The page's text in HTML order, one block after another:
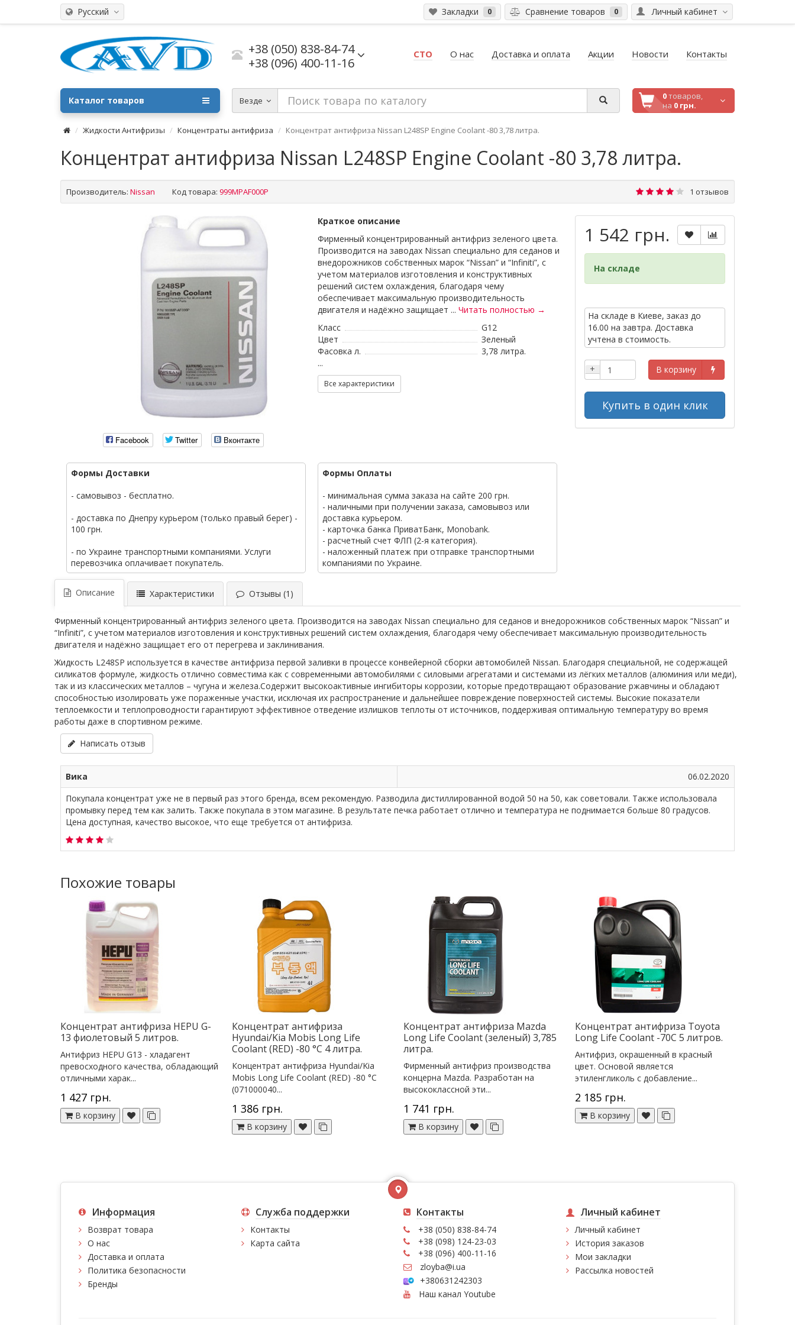
Русский Личный кабинет
Закладки 0 Сравнение товаров 0
+38 (050) 838-84-74
+38 (096) 400-11-16
СТО О нас Доставка и оплата Акции Новости Контакты
Везде 0товаров,
на 0 грн.
Каталог товаров
Жидкости Антифризы Концентраты антифриза Концентрат антифриза Nissan L248SP Engine Coolant -80 3,78 литра.
Концентрат антифриза Nissan L248SP Engine Coolant -80 3,78 литра.
Производитель: Nissan Код товара: 999MPAF000P 1 отзывов
Facebook Twitter Вконтакте
Краткое описание
Фирменный концентрированный антифриз зеленого цвета.
Производится на заводах Nissan специально для седанов и
внедорожников собственных марок “Nissan” и “Infiniti”, с
учетом материалов изготовления и конструктивных
решений систем охлаждения, благодаря чему
обеспечивает максимальную производительность
двигателя и надёжно защищает ... Читать полностью →
Класс
G12
Цвет
Зеленый
Фасовка л.
3,78 литра.
...
Все характеристики
Формы Доставки
- самовывоз - бесплатно.
- доставка по Днепру курьером (только правый берег) -
100 грн.
- по Украине транспортными компаниями. Услуги
перевозчика оплачивает покупатель.
Формы Оплаты
- минимальная сумма заказа на сайте 200 грн.
- наличными при получении заказа, самовывоз или
доставка курьером.
- карточка банка ПриватБанк, Monobank.
- расчетный счет ФЛП (2-я категория).
- наложенный платеж при отправке транспортными
компаниями по Украине.
1 542 грн.
На складе
На складе в Киеве, заказ до
16.00 на завтра. Доставка
учтена в стоимость.
+ В корзину
Купить в один клик
Описание Характеристики Отзывы (1)
Фирменный концентрированный антифриз зеленого цвета. Производится на заводах Nissan специально для седанов и внедорожников собственных марок “Nissan” и
“Infiniti”, с учетом материалов изготовления и конструктивных решений систем охлаждения, благодаря чему обеспечивает максимальную производительность
двигателя и надёжно защищает его от перегрева и заклинивания.
Жидкость L248SP используется в качестве антифриза первой заливки в процессе конвейерной сборки автомобилей Nissan. Благодаря специальной, не содержащей
силикатов формуле, жидкость отлично совместима как с современными автомобилями с силовыми агрегатами и системами из лёгких металлов (алюминия или меди),
так и из классических металлов – чугуна и железа.Содержит высокоактивные ингибиторы коррозии, которые предотвращают образование ржавчины и обладают
способностью изолировать уже пораженные участки, исключая их распространение и дальнейшее повреждение поверхностей системы. Высокие показатели
теплоемкости и теплопроводности гарантируют эффективное отведение излишков теплоты от источников, поддерживая оптимальную температуру во время
работы даже в спортивном режиме.
Написать отзыв
Вика
06.02.2020
Покупала концентрат уже не в первый раз этого бренда, всем рекомендую. Разводила дистиллированной водой 50 на 50, как советовали. Также использовала
промывку перед тем как залить. Также покупала в этом магазине. В результате печка работает отлично и температура не поднимается больше 80 градусов.
Цена доступная, качество высокое, что еще требуется от антифриза.
Похожие товары
Концентрат антифриза HEPU G-
13 фиолетовый 5 литров.
Антифриз HEPU G13 - хладагент
превосходного качества, обладающий
отличными харак...
1 427 грн.
В корзину
Концентрат антифриза
Hyundai/Kia Mobis Long Life
Coolant (RED) -80 °C 4 литра.
Концентрат антифриза Hyundai/Kia
Mobis Long Life Coolant (RED) -80 °C
(071000040...
1 386 грн.
В корзину
Концентрат антифриза Mazda
Long Life Coolant (зеленый) 3,785
литра.
Фирменный антифриз производства
концерна Mazda. Разработан на
высококлассной эти...
1 741 грн.
В корзину
Концентрат антифриза Toyota
Long Life Coolant -70C 5 литров.
Антифриз, окрашенный в красный
цвет. Основой является
этиленгликоль с добавление...
2 185 грн.
В корзину
Информация
Возврат товара
О нас
Доставка и оплата
Политика безопасности
Бренды
Служба поддержки
Контакты
Карта сайта
Контакты
+38 (050) 838-84-74
+38 (098) 124-23-03
+38 (096) 400-11-16
zloyba@i.ua
+380631242303
Наш канал Youtube
Личный кабинет
Личный кабинет
История заказов
Мои закладки
Рассылка новостей